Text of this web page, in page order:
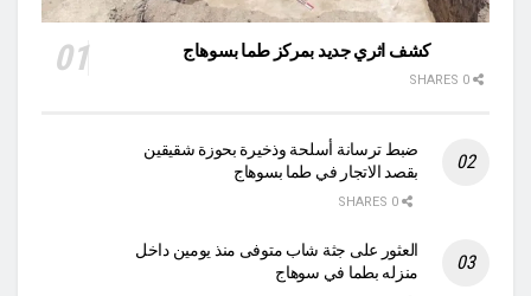
كشف اثري جديد بمركز طما بسوهاج
ضبط ترسانة أسلحة وذخيرة بحوزة شقيقين
بقصد الاتجار في طما بسوهاج
العثور على جثة شاب متوفى منذ يومين داخل
منزله بطما في سوهاج